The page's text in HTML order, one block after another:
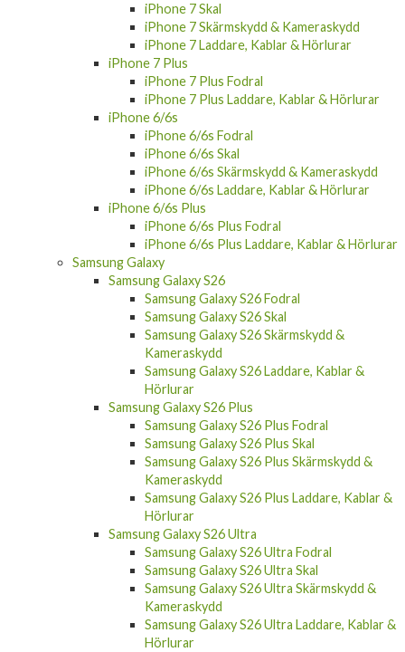
iPhone 7 Skal
iPhone 7 Skärmskydd & Kameraskydd
iPhone 7 Laddare, Kablar & Hörlurar
iPhone 7 Plus
iPhone 7 Plus Fodral
iPhone 7 Plus Laddare, Kablar & Hörlurar
iPhone 6/6s
iPhone 6/6s Fodral
iPhone 6/6s Skal
iPhone 6/6s Skärmskydd & Kameraskydd
iPhone 6/6s Laddare, Kablar & Hörlurar
iPhone 6/6s Plus
iPhone 6/6s Plus Fodral
iPhone 6/6s Plus Laddare, Kablar & Hörlurar
Samsung Galaxy
Samsung Galaxy S26
Samsung Galaxy S26 Fodral
Samsung Galaxy S26 Skal
Samsung Galaxy S26 Skärmskydd &
Kameraskydd
Samsung Galaxy S26 Laddare, Kablar &
Hörlurar
Samsung Galaxy S26 Plus
Samsung Galaxy S26 Plus Fodral
Samsung Galaxy S26 Plus Skal
Samsung Galaxy S26 Plus Skärmskydd &
Kameraskydd
Samsung Galaxy S26 Plus Laddare, Kablar &
Hörlurar
Samsung Galaxy S26 Ultra
Samsung Galaxy S26 Ultra Fodral
Samsung Galaxy S26 Ultra Skal
Samsung Galaxy S26 Ultra Skärmskydd &
Kameraskydd
Samsung Galaxy S26 Ultra Laddare, Kablar &
Hörlurar